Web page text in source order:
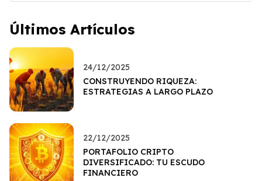
Últimos Artículos
24/12/2025
CONSTRUYENDO RIQUEZA:
ESTRATEGIAS A LARGO PLAZO
22/12/2025
PORTAFOLIO CRIPTO
DIVERSIFICADO: TU ESCUDO
FINANCIERO